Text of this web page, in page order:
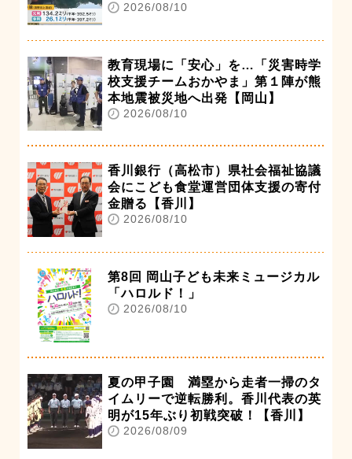
2026/08/10
教育現場に「安心」を…「災害時学
校支援チームおかやま」第１陣が熊
本地震被災地へ出発【岡山】
2026/08/10
香川銀行（高松市）県社会福祉協議
会にこども食堂運営団体支援の寄付
金贈る【香川】
2026/08/10
第8回 岡山子ども未来ミュージカル
「ハロルド！」
2026/08/10
夏の甲子園 満塁から走者一掃のタ
イムリーで逆転勝利。香川代表の英
明が15年ぶり初戦突破！【香川】
2026/08/09